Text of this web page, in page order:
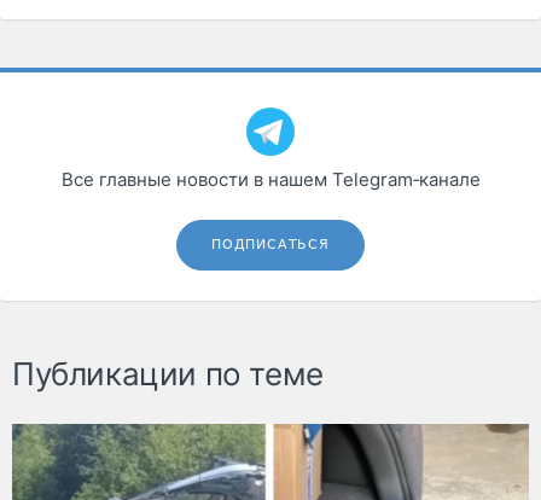
Все главные новости в нашем Telegram‑канале
ПОДПИСАТЬСЯ
Публикации по теме